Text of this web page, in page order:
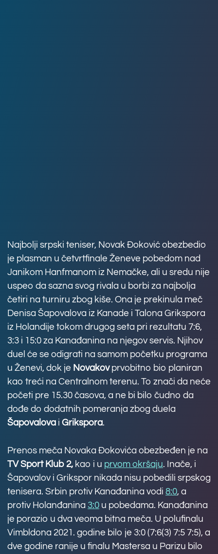
Najbolji srpski teniser, Novak Đoković obezbedio
je plasman u četvrtfinale Ženeve pobedom nad
Janikom Hanfmanom iz Nemačke, ali u sredu nije
uspeo da sazna svog rivala u borbi za najbolja
četiri na turniru zbog kiše. Ona je prekinula meč
Denisa Šapovalova iz Kanade i Talona Grikspora
iz Holandije tokom drugog seta pri rezultatu 7:6,
3:3 i 15:0 za Kanađanina na njegov servis. Njihov
duel će se odigrati na samom početku programa
u Ženevi, dok je Novakovprvobitno bio planiran
kao treći na Centralnom terenu. To znači da neće
početi pre 15.30 časova, a ne bi bilo čudno da
dođe do dodatnih pomeranja zbog duela
Šapovalova i Grikspora.
Prenos meča Novaka Đokovića obezbeđen je na
TV Sport Klub 2, kao i u prvom okršaju. Inače, i
Šapovalov i Grikspor nikada nisu pobedili srpskog
tenisera. Srbin protiv Kanađanina vodi 8:0, a
protiv Holanđanina 3:0 u pobedama. Kanađanina
je porazio u dva veoma bitna meča. U polufinalu
Vimbldona 2021. godine bilo je 3:0 (7:6(3) 7:5 7:5), a
dve godine ranije u finalu Mastersa u Parizu bilo